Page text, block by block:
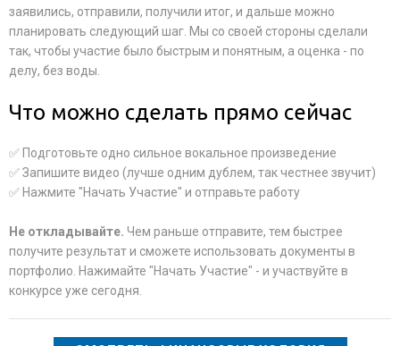
заявились, отправили, получили итог, и дальше можно
планировать следующий шаг. Мы со своей стороны сделали
так, чтобы участие было быстрым и понятным, а оценка - по
делу, без воды.
Что можно сделать прямо сейчас
✅ Подготовьте одно сильное вокальное произведение
✅ Запишите видео (лучше одним дублем, так честнее звучит)
✅ Нажмите "Начать Участие" и отправьте работу
Не откладывайте. Чем раньше отправите, тем быстрее
получите результат и сможете использовать документы в
портфолио. Нажимайте "Начать Участие" - и участвуйте в
конкурсе уже сегодня.